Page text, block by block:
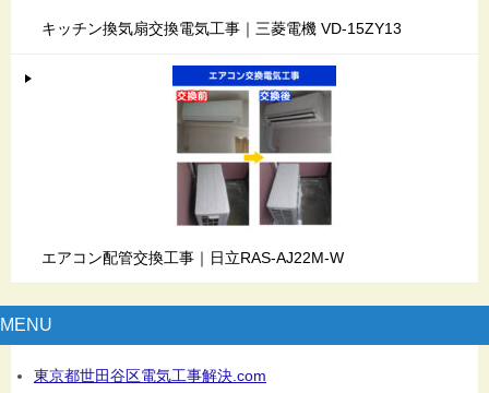
キッチン換気扇交換電気工事｜三菱電機 VD-15ZY13
エアコン配管交換工事｜日立RAS-AJ22M-W
MENU
東京都世田谷区電気工事解決.com